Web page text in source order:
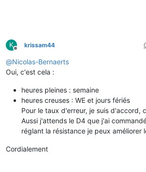
K
Offline
krissam44
@Nicolas-Bernaerts
Oui, c'est cela :
heures pleines : semaine
heures creuses : WE et jours fériés
Pour le taux d'erreur, je suis d'accord,
Aussi j'attends le D4 que j'ai
réglant la résistance je peux améliorer
Cordialement